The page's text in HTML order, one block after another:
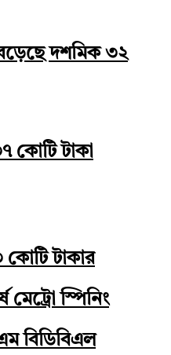
দশমিক ৩২
কোটি টাকা
কোটি টাকার
মেট্রো স্পিনিং
বিডিবিএল